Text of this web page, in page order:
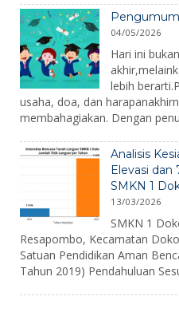
SMKN
1
Doko
2026
04/05/2026
Hari ini
lebih
usaha, doa, dan
membahagiakan. Dengan
Analisis
Elevasi dan
SMKN 1
13/03/2026
SMKN 1
Resapombo, Kecamatan
Satuan Pendidikan Aman
Tahun 2019) Pendahuluan